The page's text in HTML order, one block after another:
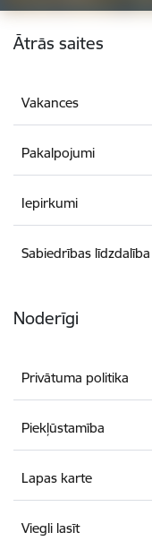
Kājene
Ātrās saites
Vakances
Pakalpojumi
Iepirkumi
Sabiedrības līdzdalība
Noderīgi
Privātuma politika
Piekļūstamība
Lapas karte
Viegli lasīt